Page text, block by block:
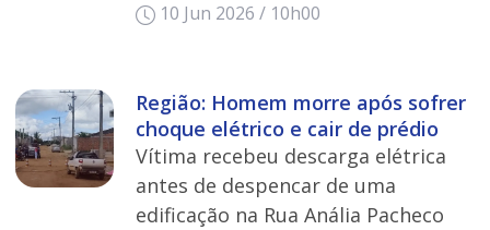
10 Jun 2026 / 10h00
Região: Homem morre após sofrer
choque elétrico e cair de prédio
Vítima recebeu descarga elétrica
antes de despencar de uma
edificação na Rua Anália Pacheco